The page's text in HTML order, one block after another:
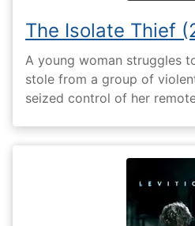
The Isolate Thief
A young woman struggles
stole from a group of
seized control of her